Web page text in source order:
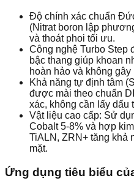
Độ chính xác chuẩn
(Nitrat boron lập
và thoát phoi tối ưu.
Công nghệ Turbo Step
bậc thang giúp khoan
hoàn hảo và không gây
Khả năng tự định tâm
được mài theo chuẩn
xác, không cần lấy dấu
Vật liệu cao cấp: Sử
Cobalt 5-8% và hợp
TiALN, ZRN+ tăng khả
mặt.
Ứng dụng tiêu biểu